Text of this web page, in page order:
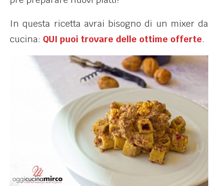
In questa ricetta avrai bisogno di un mixer da
cucina: QUI puoi trovare delle ottime offerte.